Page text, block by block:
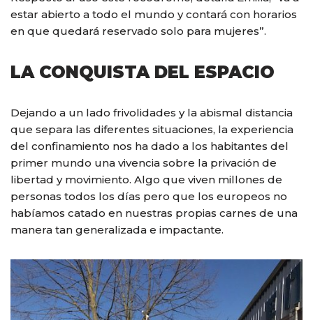
estar abierto a todo el mundo y contará con horarios
en que quedará reservado solo para mujeres”.
LA CONQUISTA DEL ESPACIO
Dejando a un lado frivolidades y la abismal distancia
que separa las diferentes situaciones, la experiencia
del confinamiento nos ha dado a los habitantes del
primer mundo una vivencia sobre la privación de
libertad y movimiento. Algo que viven millones de
personas todos los días pero que los europeos no
habíamos catado en nuestras propias carnes de una
manera tan generalizada e impactante.